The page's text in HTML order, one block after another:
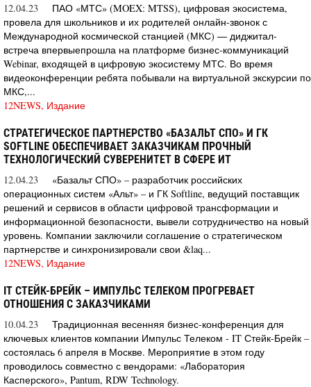
12.04.23
ПАО «МТС» (MOEX: MTSS), цифровая экосистема,
провела для школьников и их родителей онлайн-звонок с
Международной космической станцией (МКС) ― диджитал-
встреча впервыепрошла на платформе бизнес-коммуникаций
Webinar, входящей в цифровую экосистему МТС. Во время
видеоконференции ребята побывали на виртуальной экскурсии по
МКС,...
12NEWS, Издание
СТРАТЕГИЧЕСКОЕ ПАРТНЕРСТВО «БАЗАЛЬТ СПО» И ГК
SOFTLINE ОБЕСПЕЧИВАЕТ ЗАКАЗЧИКАМ ПРОЧНЫЙ
ТЕХНОЛОГИЧЕСКИЙ СУВЕРЕНИТЕТ В СФЕРЕ ИТ
12.04.23
«Базальт СПО» – разработчик российских
операционных систем «Альт» – и ГК Softline, ведущий поставщик
решений и сервисов в области цифровой трансформации и
информационной безопасности, вывели сотрудничество на новый
уровень. Компании заключили соглашение о стратегическом
партнерстве и синхронизировали свои &laq...
12NEWS, Издание
IT СТЕЙК-БРЕЙК – ИМПУЛЬС ТЕЛЕКОМ ПРОГРЕВАЕТ
ОТНОШЕНИЯ С ЗАКАЗЧИКАМИ
10.04.23
Традиционная весенняя бизнес-конференция для
ключевых клиентов компании Импульс Телеком - IT Стейк-Брейк –
состоялась 6 апреля в Москве. Мероприятие в этом году
проводилось совместно с вендорами: «Лаборатория
Касперского», Pantum, RDW Technology.